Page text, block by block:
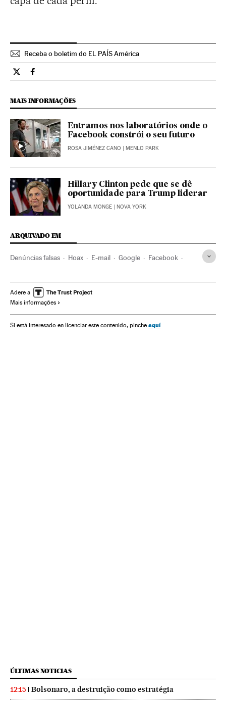
Receba o boletim do EL PAÍS América
Tecnologia El País Brasil en Twitter
Tecnologia El País Brasil en Facebook
MAIS INFORMAÇÕES
Entramos nos laboratórios onde o
Facebook constrói o seu futuro
ROSA JIMÉNEZ CANO | MENLO PARK
Hillary Clinton pede que se dê
oportunidade para Trump liderar
YOLANDA MONGE | NOVA YORK
ARQUIVADO EM
Denúncias falsas Hoax E-mail Google Facebook
Delitos Economia Justiça
Telecomunicações
Manipulação informativa Meios comunicação
Adere a
Mais informações
Si está interesado en licenciar este contenido, pinche aquí
ÚLTIMAS NOTICIAS
12:15 Bolsonaro, a destruição como estratégia